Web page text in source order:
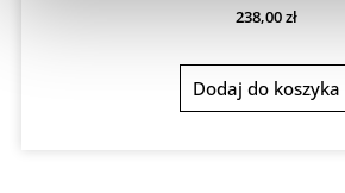
238,00zł
Dodaj do koszyka